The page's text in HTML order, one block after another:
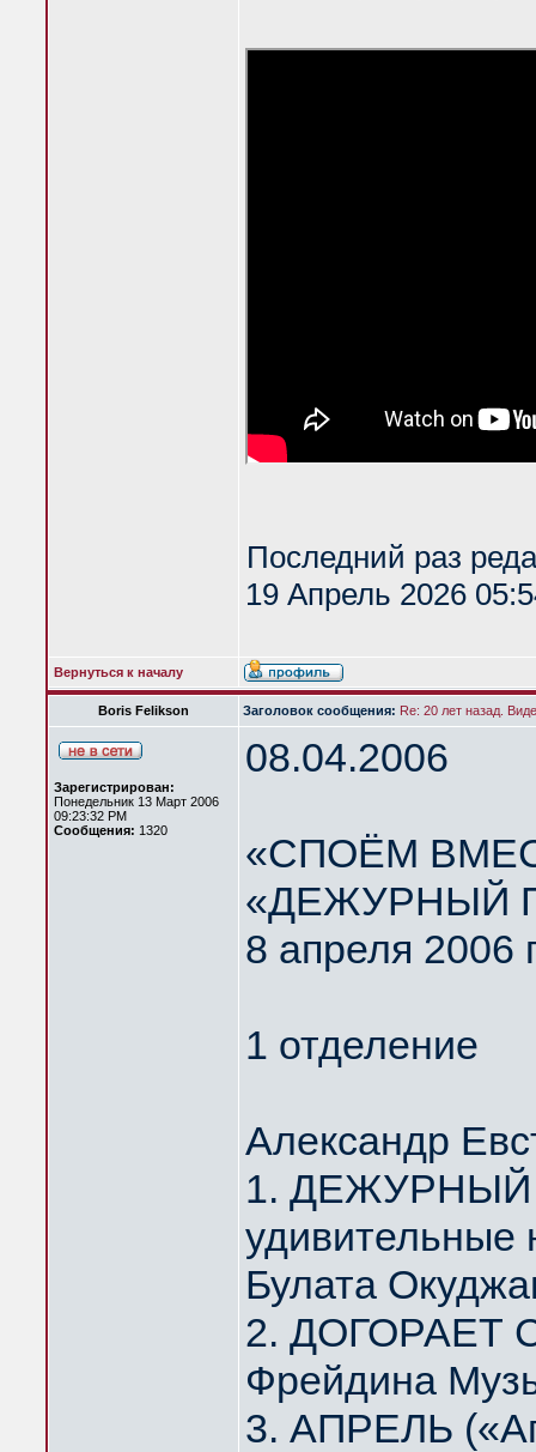
Последний раз
19 Апрель 2026
Вернуться к началу
Boris Felikson Заголовок сообщения: Re: 20 лет назад.
Зарегистрирован:
Понедельник 13 Март 2006
09:23:32 PM
Сообщения: 1320
08.04.2006
«СПОЁМ
«ДЕЖУРНЫЙ
8 апреля 2006
1 отделение
Александр
1. ДЕЖУРНЫЙ
Булата
2. ДОГОРАЕТ
Фрейдина
3. АПРЕЛЬ